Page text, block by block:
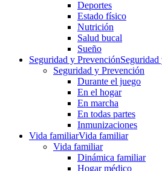
Deportes
Estado físico
Nutrición
Salud bucal
Sueño
Seguridad y PrevenciónSeguridad
Seguridad y Prevención
Durante el juego
En el hogar
En marcha
En todas partes
Inmunizaciones
Vida familiarVida familiar
Vida familiar
Dinámica familiar
Hogar médico